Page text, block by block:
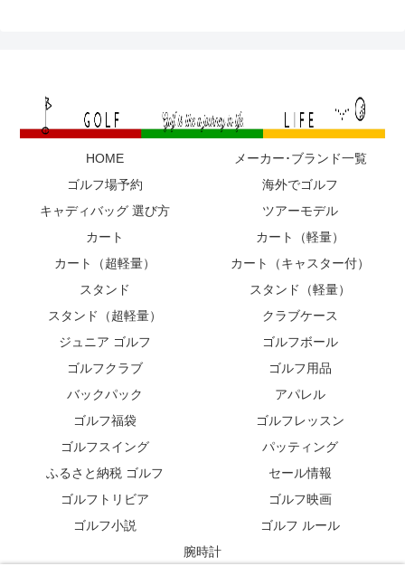
HOME
メーカー･ブランド一覧
ゴルフ場予約
海外でゴルフ
キャディバッグ 選び方
ツアーモデル
カート
カート（軽量）
カート（超軽量）
カート（キャスター付）
スタンド
スタンド（軽量）
スタンド（超軽量）
クラブケース
ジュニア ゴルフ
ゴルフボール
ゴルフクラブ
ゴルフ用品
バックパック
アパレル
ゴルフ福袋
ゴルフレッスン
ゴルフスイング
パッティング
ふるさと納税 ゴルフ
セール情報
ゴルフトリビア
ゴルフ映画
ゴルフ小説
ゴルフ ルール
腕時計